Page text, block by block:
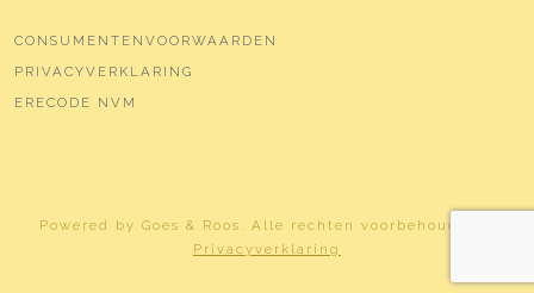
CONSUMENTENVOORWAARDEN
PRIVACYVERKLARING
ERECODE NVM
Powered by Goes & Roos. Alle rechten voorbehouden
Privacyverklaring